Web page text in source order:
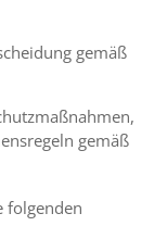
gemäß
gemäß
folgenden